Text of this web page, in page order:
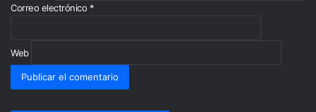
Correo electrónico *
Web